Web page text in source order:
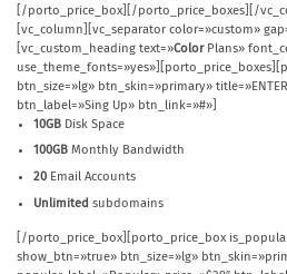
[/porto_price_box][/porto_price_boxes][/
[vc_column][vc_separator color=»custom»
[vc_custom_heading text=»ColorPlans»
btn_size=»lg» btn_skin=»primary»
btn_label=»Sing Up» btn_link=»#»]
10GBDisk Space
100GBMonthly Bandwidth
20Email Accounts
Unlimited subdomains
[/porto_price_box][porto_price_box
show_btn=»true» btn_size=»lg»